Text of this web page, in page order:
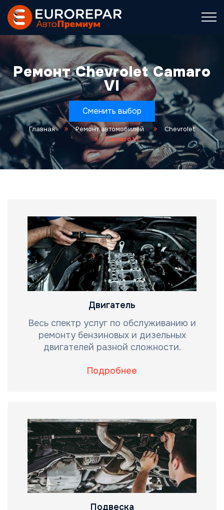
Ремонт Chevrolet Camaro
VI
Сменить выбор
Главная Ремонт автомобилей
Chevrolet
Camaro VI
Двигатель
Весь спектр услуг по обслуживанию и
ремонту бензиновых и дизельных
двигателей разной сложности.
Подробнее
Подвеска